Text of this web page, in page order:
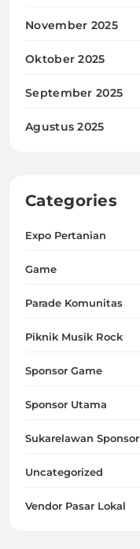
November 2025
Oktober 2025
September 2025
Agustus 2025
Categories
Expo Pertanian
Game
Parade Komunitas
Piknik Musik Rock
Sponsor Game
Sponsor Utama
Sukarelawan Sponsor
Uncategorized
Vendor Pasar Lokal